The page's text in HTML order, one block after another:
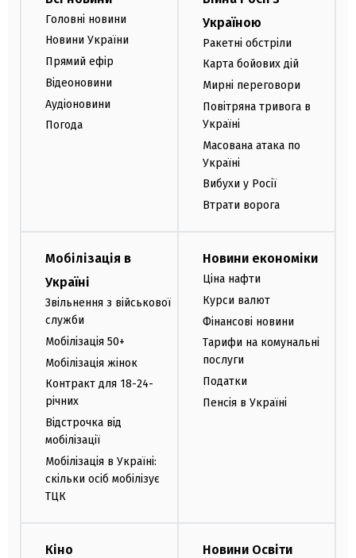
Головні новини
Новини України
Прямий ефір
Відеоновини
Аудіоновини
Погода
Україною
Ракетні обстріли
Карта бойових дій
Мирні переговори
Повітряна тривога в
Україні
Масована атака по
Україні
Вибухи у Росії
Втрати ворога
Мобілізація в
Україні
Звільнення з військової
служби
Мобілізація 50+
Мобілізація жінок
Контракт для 18-24-
річних
Відстрочка від
мобілізації
Мобілізація в Україні:
скільки осіб мобілізує
ТЦК
Новини економіки
Ціна нафти
Курси валют
Фінансові новини
Тарифи на комунальні
послуги
Податки
Пенсія в Україні
Кіно Новини Освіти